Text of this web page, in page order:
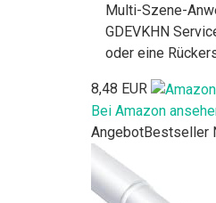
Multi-Szene-
GDEVKHN
oder eine
8,48 EUR
Bei Amazon
AngebotBestseller